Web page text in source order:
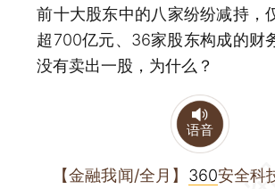
前十大股东中的八家纷纷减持，
超700亿元、36家股东构成的财
没有卖出一股，为什么？
语音
【金融我闻/全月】 360安全科